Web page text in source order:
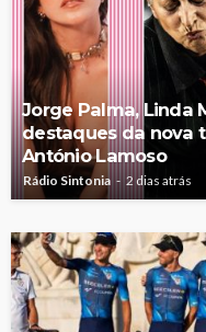
Jorge Palma, Linda
destaques da nova
António Lamoso
Rádio Sintonia 2 dias atrás